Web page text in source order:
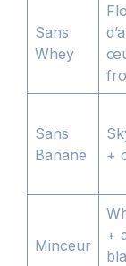
Sans
Whey
Sans
Banane
+
Minceur
+